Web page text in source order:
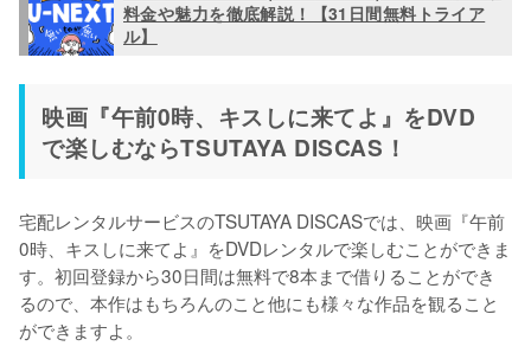
料金や魅力を徹底解説！【31日間無料トライア
ル】
映画『午前0時、キスしに来てよ』をDVD
で楽しむならTSUTAYA DISCAS！
宅配レンタルサービスのTSUTAYA DISCASでは、映画『午前
0時、キスしに来てよ』をDVDレンタルで楽しむことができま
す。初回登録から30日間は無料で8本まで借りることができ
るので、本作はもちろんのこと他にも様々な作品を観ること
ができますよ。